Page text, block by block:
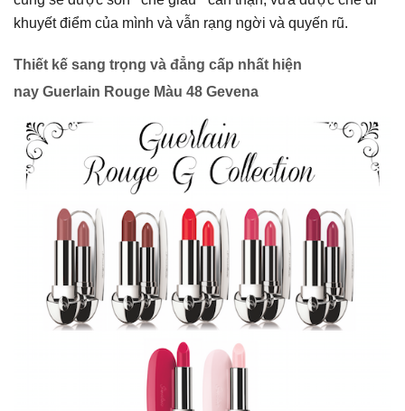
khuyết điểm của mình và vẫn rạng ngời và quyến rũ.
Thiết kế sang trọng và đẳng cấp nhất hiện
nay Guerlain Rouge Màu 48 Gevena